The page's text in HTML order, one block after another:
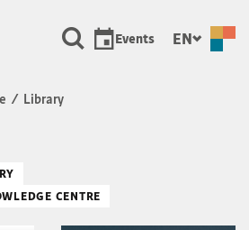
Pécs, a
Events EN
/ Library
CENTRE